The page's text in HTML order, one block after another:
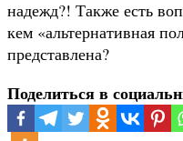
надежд?! Также есть
кем «альтернативная
представлена?
Поделиться в